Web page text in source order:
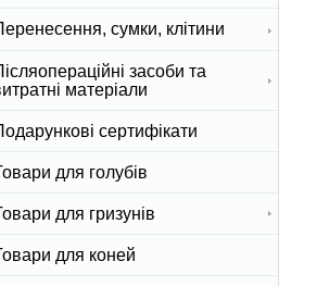
сумки, клітини
засоби та
матеріали
сертифікати
для голубів
для гризунів
для коней